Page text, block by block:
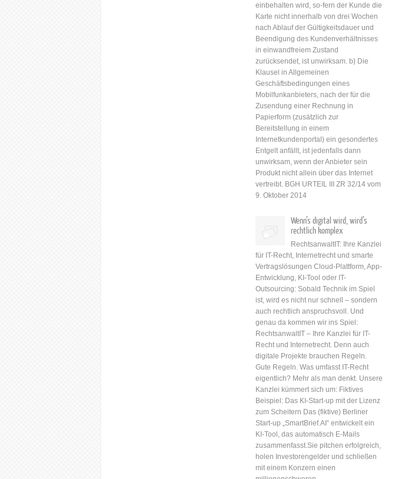
einbehalten wird, so-fern der Kunde die
Karte nicht innerhalb von drei Wochen
nach Ablauf der Gültigkeitsdauer und
Beendigung des Kundenverhältnisses
in einwandfreiem Zustand
zurücksendet, ist unwirksam. b) Die
Klausel in Allgemeinen
Geschäftsbedingungen eines
Mobilfunkanbieters, nach der für die
Zusendung einer Rechnung in
Papierform (zusätzlich zur
Bereitstellung in einem
Internetkundenportal) ein gesondertes
Entgelt anfällt, ist jedenfalls dann
unwirksam, wenn der Anbieter sein
Produkt nicht allein über das Internet
vertreibt. BGH URTEIL III ZR 32/14 vom
9. Oktober 2014
Wenn’s digital wird, wird’s
rechtlich komplex
RechtsanwaltIT: Ihre Kanzlei
für IT-Recht, Internetrecht und smarte
Vertragslösungen Cloud-Plattform, App-
Entwicklung, KI-Tool oder IT-
Outsourcing: Sobald Technik im Spiel
ist, wird es nicht nur schnell – sondern
auch rechtlich anspruchsvoll. Und
genau da kommen wir ins Spiel:
RechtsanwaltIT – Ihre Kanzlei für IT-
Recht und Internetrecht. Denn auch
digitale Projekte brauchen Regeln.
Gute Regeln. Was umfasst IT-Recht
eigentlich? Mehr als man denkt. Unsere
Kanzlei kümmert sich um: Fiktives
Beispiel: Das KI-Start-up mit der Lizenz
zum Scheitern Das (fiktive) Berliner
Start-up „SmartBrief.AI“ entwickelt ein
KI-Tool, das automatisch E-Mails
zusammenfasst.Sie pitchen erfolgreich,
holen Investorengelder und schließen
mit einem Konzern einen